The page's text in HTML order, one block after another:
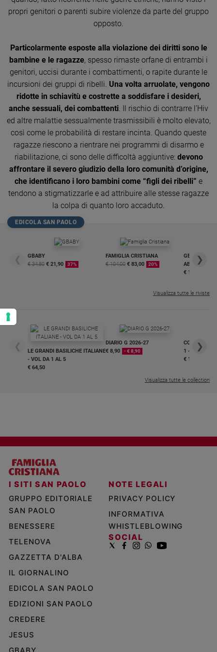
propri genitori o parenti subire violenze da parte del gruppo
opposto.
Particolarmente esposte alla violazione dei diritti sono le
bambine e le ragazze, spesso rimaste orfane di entrambi i
genitori, uccisi durante i combattimenti, o rapite durante le
incursioni dei gruppi di ribelli. Una volta arruolate, vengono
ridotte in schiavitù e costrette a soddisfare i desideri,
anche sessuali, dei combattenti . Il rischio di contrarre l’Hiv
ed altre malattie sessualmente trasmissibili è molto elevato,
così come le probabilità di restare incinta. Quando queste
ragazze riescono a rientrare nei programmi di disarmo e
riabilitazione, ci sono delle difficoltà aggiuntive: devono
affrontare il severo giudizio della loro comunità d’origine,
che identificano i loro bambini come “figli dei ribelli” e
tendono a stigmatizzarle e ad attribuire alle stesse ragazze
la colpa di quanto loro accaduto.
EDICOLA SAN PAOLO
❮
GBABY
€ 34,80 € 21,90 37%
FAMIGLIA CRISTIANA
€ 104,00 € 83,00 20%
GBABY
€ 16,99
❯
Visualizza tutte le riviste
❮
LE GRANDI BASILICHE ITALIANE
- VOL DA 1 AL 5
€ 64,50
DIARIO G 2026-27
€ 8,90
- € 8,90
COLLANA
1 - 2
€ 18,50
❯
Visualizza tutte le collection
I SITI SAN PAOLO
GRUPPO EDITORIALE
SAN PAOLO
BENESSERE
TELENOVA
GAZZETTA D'ALBA
IL GIORNALINO
EDICOLA SAN PAOLO
EDIZIONI SAN PAOLO
CREDERE
JESUS
GBABY
NOTE LEGALI
PRIVACY POLICY
INFORMATIVA
WHISTLEBLOWING
SOCIAL